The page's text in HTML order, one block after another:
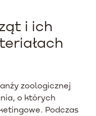
i ich
zoologicznej
o których
Podczas